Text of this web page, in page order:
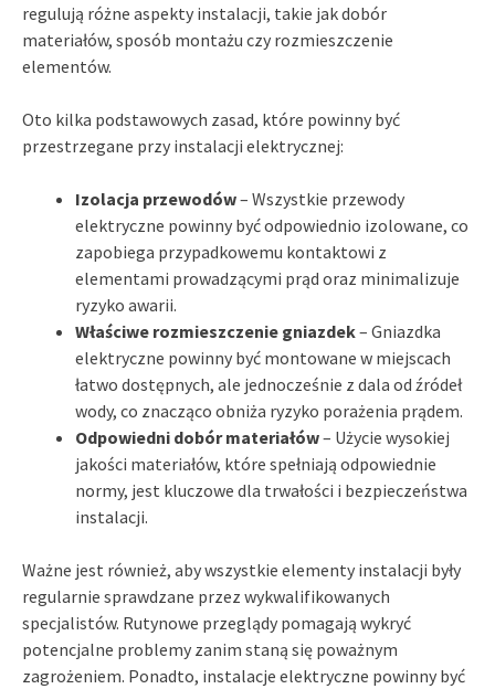
regulują różne aspekty instalacji, takie jak dobór
materiałów, sposób montażu czy rozmieszczenie
elementów.
Oto kilka podstawowych zasad, które powinny być
przestrzegane przy instalacji elektrycznej:
Izolacja przewodów– Wszystkie przewody
elektryczne powinny być odpowiednio izolowane, co
zapobiega przypadkowemu kontaktowi z
elementami prowadzącymi prąd oraz minimalizuje
ryzyko awarii.
Właściwe rozmieszczenie gniazdek– Gniazdka
elektryczne powinny być montowane w miejscach
łatwo dostępnych, ale jednocześnie z dala od źródeł
wody, co znacząco obniża ryzyko porażenia prądem.
Odpowiedni dobór materiałów– Użycie wysokiej
jakości materiałów, które spełniają odpowiednie
normy, jest kluczowe dla trwałości i bezpieczeństwa
instalacji.
Ważne jest również, aby wszystkie elementy instalacji były
regularnie sprawdzane przez wykwalifikowanych
specjalistów. Rutynowe przeglądy pomagają wykryć
potencjalne problemy zanim staną się poważnym
zagrożeniem. Ponadto, instalacje elektryczne powinny być